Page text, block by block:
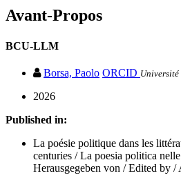
Avant-Propos
BCU-LLM
Borsa, Paolo ORCID
2026
Published in:
La poésie politique dans les
centuries / La poesia politica
Herausgegeben von / Edited by